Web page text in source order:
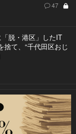
47
脱・港区」したIT
捨て、“千代田区おじ